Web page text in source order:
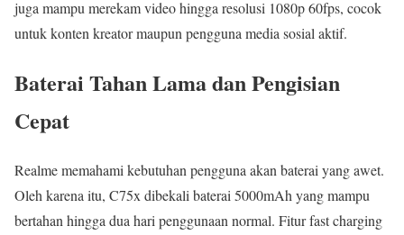
juga mampu merekam video hingga resolusi 1080p 60fps, cocok
untuk konten kreator maupun pengguna media sosial aktif.
Baterai Tahan Lama dan Pengisian
Cepat
Realme memahami kebutuhan pengguna akan baterai yang awet.
Oleh karena itu, C75x dibekali baterai 5000mAh yang mampu
bertahan hingga dua hari penggunaan normal. Fitur fast charging